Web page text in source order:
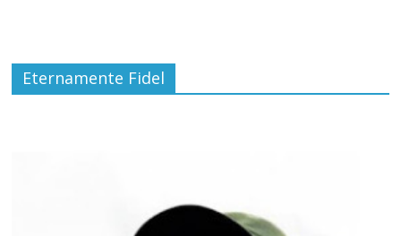
Eternamente Fidel